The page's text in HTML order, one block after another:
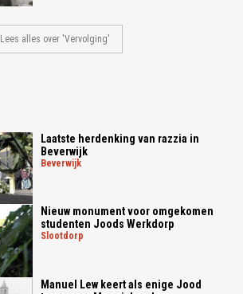
Lees alles over 'Vervolging'
Laatste herdenking van razzia in
Beverwijk
beverwijk
Nieuw monument voor omgekomen
studenten Joods Werkdorp
slootdorp
Manuel Lew keert als enige Jood